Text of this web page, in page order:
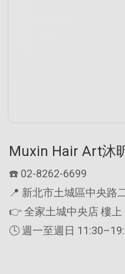
Muxin Hair Art沐
☎️ 02-8262-6699
📍 新北市土城區中央路
👉 全家土城中央店 樓上
🕓 週一至週日